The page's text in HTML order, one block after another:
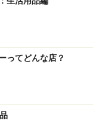
ってどんな店？